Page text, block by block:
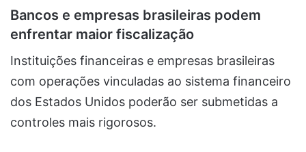
Bancos e empresas brasileiras podem
enfrentar maior fiscalização
Instituições financeiras e empresas brasileiras
com operações vinculadas ao sistema financeiro
dos Estados Unidos poderão ser submetidas a
controles mais rigorosos.